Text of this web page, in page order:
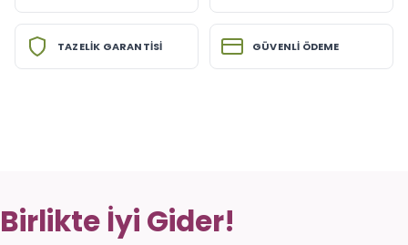
TAZELİK GARANTİSİ GÜVENLİ ÖDEME
Birlikte İyi Gider!